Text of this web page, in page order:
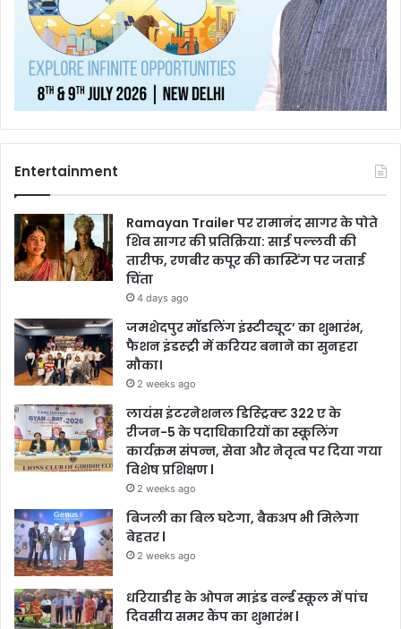
Entertainment
Ramayan Trailer पर रामानंद सागर के पोते
शिव सागर की प्रतिक्रिया: साई पल्लवी की
तारीफ, रणबीर कपूर की कास्टिंग पर जताई
चिंता
4 days ago
जमशेदपुर मॉडलिंग इंस्टीट्यूट’ का शुभारंभ,
फैशन इंडस्ट्री में करियर बनाने का सुनहरा
मौका।
2 weeks ago
लायंस इंटरनेशनल डिस्ट्रिक्ट 322 ए के
रीजन-5 के पदाधिकारियों का स्कूलिंग
कार्यक्रम संपन्न, सेवा और नेतृत्व पर दिया गया
विशेष प्रशिक्षण l
2 weeks ago
बिजली का बिल घटेगा, बैकअप भी मिलेगा
बेहतर l
2 weeks ago
धरियाडीह के ओपन माइंड वर्ल्ड स्कूल में पांच
दिवसीय समर कैंप का शुभारंभ l